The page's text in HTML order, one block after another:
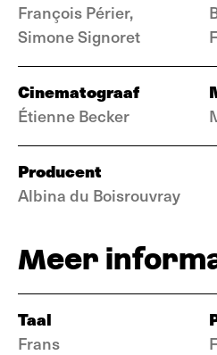
François Périer,
Simone Signoret
Cinematograaf
Étienne Becker
Producent
Albina du Boisrouvray
Meer
Taal
Frans